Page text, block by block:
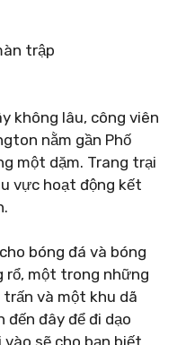
trập
không lâu, công viên
nằm gần Phố
một dặm. Trang trại
vực hoạt động kết
bóng đá và bóng
rổ, một trong những
và một khu dã
đến đây để đi dạo
vào sẽ cho bạn biết